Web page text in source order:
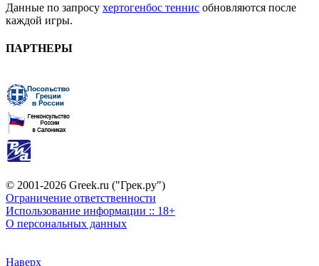
Данные по запросу хертогенбос теннис обновляются после
каждой игры.
ПАРТНЕРЫ
© 2001-2026 Greek.ru ("Грек.ру")
Ограничение ответственности
Использование информации :: 18+
О персональных данных
Наверх